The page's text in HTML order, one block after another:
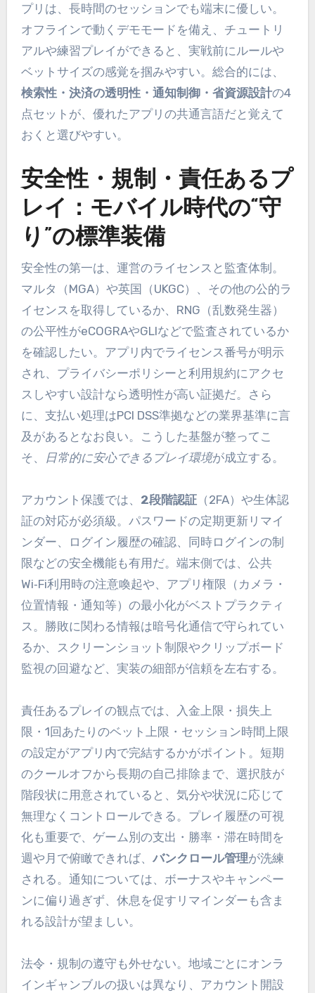
プリは、長時間のセッションでも端末に優しい。
オフラインで動くデモモードを備え、チュートリ
アルや練習プレイができると、実戦前にルールや
ベットサイズの感覚を掴みやすい。総合的には、
検索性・決済の透明性・通知制御・省資源設計の4
点セットが、優れたアプリの共通言語だと覚えて
おくと選びやすい。
安全性・規制・責任あるプ
レイ：モバイル時代の“守
り”の標準装備
安全性の第一は、運営のライセンスと監査体制。
マルタ（MGA）や英国（UKGC）、その他の公的ラ
イセンスを取得しているか、RNG（乱数発生器）
の公平性がeCOGRAやGLIなどで監査されているか
を確認したい。アプリ内でライセンス番号が明示
され、プライバシーポリシーと利用規約にアクセ
スしやすい設計なら透明性が高い証拠だ。さら
に、支払い処理はPCI DSS準拠などの業界基準に言
及があるとなお良い。こうした基盤が整ってこ
そ、
日常的に安心できるプレイ環境が成立する。
アカウント保護では、 2段階認証（2FA）や生体認
証の対応が必須級。パスワードの定期更新リマイ
ンダー、ログイン履歴の確認、同時ログインの制
限などの安全機能も有用だ。端末側では、公共
Wi‑Fi利用時の注意喚起や、アプリ権限（カメラ・
位置情報・通知等）の最小化がベストプラクティ
ス。勝敗に関わる情報は暗号化通信で守られてい
るか、スクリーンショット制限やクリップボード
監視の回避など、実装の細部が信頼を左右する。
責任あるプレイの観点では、入金上限・損失上
限・1回あたりのベット上限・セッション時間上限
の設定がアプリ内で完結するかがポイント。短期
のクールオフから長期の自己排除まで、選択肢が
階段状に用意されていると、気分や状況に応じて
無理なくコントロールできる。プレイ履歴の可視
化も重要で、ゲーム別の支出・勝率・滞在時間を
週や月で俯瞰できれば、 バンクロール管理が洗練
される。通知については、ボーナスやキャンペー
ンに偏り過ぎず、休息を促すリマインダーも含ま
れる設計が望ましい。
法令・規制の遵守も外せない。地域ごとにオンラ
インギャンブルの扱いは異なり、アカウント開設